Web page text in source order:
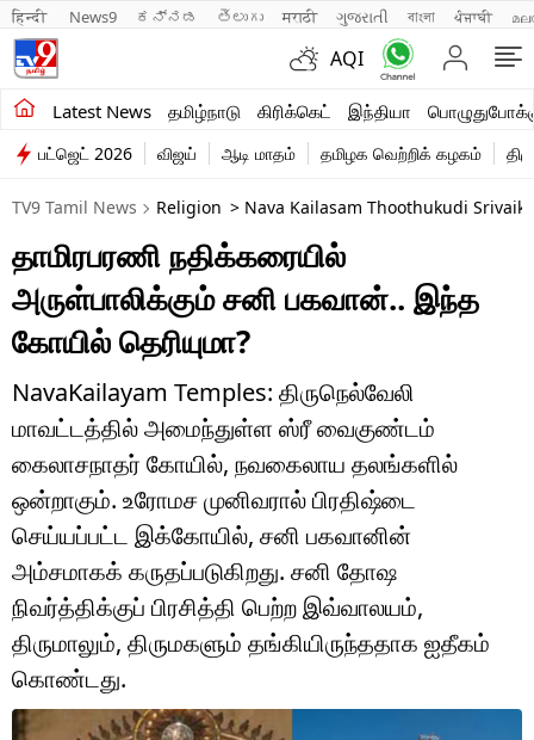
हिन्दी News9 ಕನ್ನಡ తెలుగు मराठी ગુજરાતી বাংলা ਪੰਜਾਬੀ
AQI
Latest News தமிழ்நாடு கிரிக்கெட் இந்தியா
சமீபத்திய செய்திகள்
தமிழ்நாடு
இந்தியா
உலகம்
விளையாட்டு
பொழுதுபோக்கு
லைஃப்ஸ்டைல்
வணிகம்
டெக்னாலஜி
ஆன்மீகம்
வைரல்
ஹெஃல்த்
பட்ஜெட் 2026 விஜய் ஆடி மாதம் தமிழக வெற்றிக் கழகம்
TV9 Tamil News Religion > Nava Kailasam Thoothukudi
தாமிரபரணி நதிக்கரையில்
அருள்பாலிக்கும் சனி பகவான்.. இந்த
கோயில் தெரியுமா?
NavaKailayam Temples: திருநெல்வேலி
மாவட்டத்தில் அமைந்துள்ள ஸ்ரீ வைகுண்டம்
கைலாசநாதர் கோயில், நவகைலாய தலங்களில்
ஒன்றாகும். உரோமச முனிவரால் பிரதிஷ்டை
செய்யப்பட்ட இக்கோயில், சனி பகவானின்
அம்சமாகக் கருதப்படுகிறது. சனி தோஷ
நிவர்த்திக்குப் பிரசித்தி பெற்ற இவ்வாலயம்,
திருமாலும், திருமகளும் தங்கியிருந்ததாக ஐதீகம்
கொண்டது.